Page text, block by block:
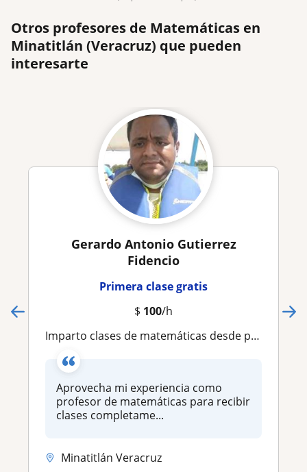
Otros profesores de Matemáticas en
Minatitlán (Veracruz) que pueden
interesarte
Gerardo Antonio Gutierrez
Fidencio
Primera clase gratis
$ 100/h
Imparto clases de matemáticas desde primaria hasta universidad
Aprovecha mi experiencia como
profesor de matemáticas para recibir
clases completame...
Minatitlán Veracruz